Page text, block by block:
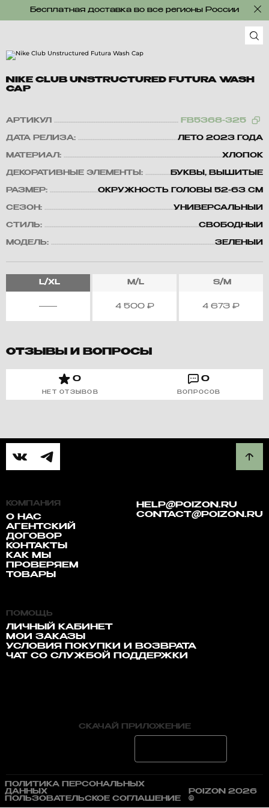
Бесплатная доставка во все регионы России
NIKE CLUB UNSTRUCTURED FUTURA WASH
CAP
АРТИКУЛ FB5368-325
ДАТА РЕЛИЗА: ЛЕТО 2023 ГОДА
МАТЕРИАЛ: ХЛОПОК
ДЕКОРАТИВНЫЕ ЭЛЕМЕНТЫ: БУКВЫ, ВЫШИТЫЕ
РАЗМЕР: ОКРУЖНОСТЬ ГОЛОВЫ 52-63 СМ
СЕЗОН: УНИВЕРСАЛЬНЫЙ
СТИЛЬ: СВОБОДНЫЙ
МОДЕЛЬ: ЗЕЛЕНЫЙ
L/XL M/L
4 500 ₽
S/M
4 673 ₽
ОТЗЫВЫ И ВОПРОСЫ
0
НЕТ ОТЗЫВОВ
0
ВОПРОСОВ
КОМПАНИЯ
О НАС
АГЕНТСКИЙ
ДОГОВОР
КОНТАКТЫ
КАК МЫ
ПРОВЕРЯЕМ
ТОВАРЫ
HELP@POIZON.RU
CONTACT@POIZON.RU
ПОМОЩЬ
ЛИЧНЫЙ КАБИНЕТ
МОИ ЗАКАЗЫ
УСЛОВИЯ ПОКУПКИ И ВОЗВРАТА
ЧАТ СО СЛУЖБОЙ ПОДДЕРЖКИ
СКАЧАЙ ПРИЛОЖЕНИЕ
ПОЛИТИКА ПЕРСОНАЛЬНЫХ
ДАННЫХ
ПОЛЬЗОВАТЕЛЬСКОЕ СОГЛАШЕНИЕ
POIZON 2026
©